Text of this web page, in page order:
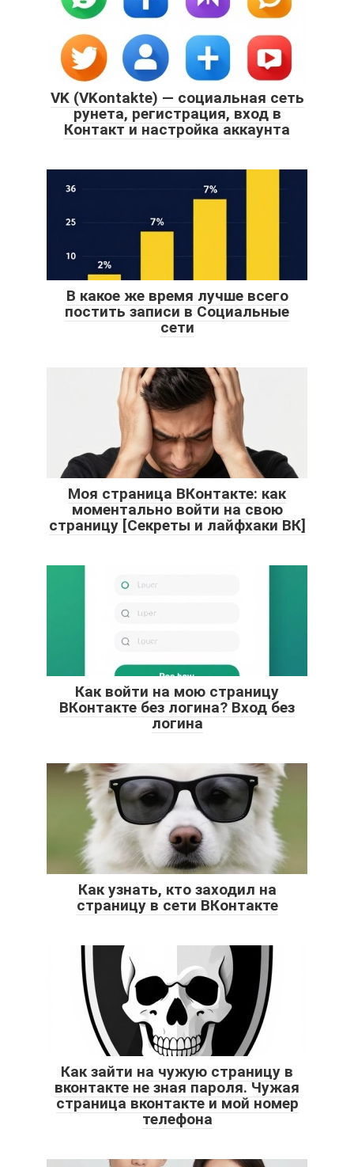
VK (VKontakte) — социальная сеть
рунета, регистрация, вход в
Контакт и настройка аккаунта
В какое же время лучше всего
постить записи в Социальные
сети
Моя страница ВКонтакте: как
моментально войти на свою
страницу [Секреты и лайфхаки ВК]
Как войти на мою страницу
ВКонтакте без логина? Вход без
логина
Как узнать, кто заходил на
страницу в сети ВКонтакте
Как зайти на чужую страницу в
вконтакте не зная пароля. Чужая
страница вконтакте и мой номер
телефона